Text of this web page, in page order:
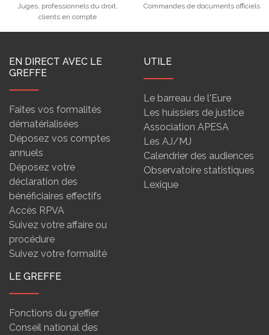
Juges, professionnels du droit,
clients en compte
Commandes de documents officiels
EN DIRECT AVEC LE
GREFFE
Faites vos formalités
dématérialisées
Déposez vos comptes
annuels
Déposez votre
déclaration des
bénéficiaires effectifs
Accès RPVA
Suivez votre affaire ou
procédure
Suivez votre formalité
UTILE
Le barreau de l'Eure
Les huissiers de justice
Association APESA
Les AJ/MJ
Calendrier des audiences
Observatoire statistiques
Lexique
LE GREFFE
Fonctions du greffier
Conseil national des